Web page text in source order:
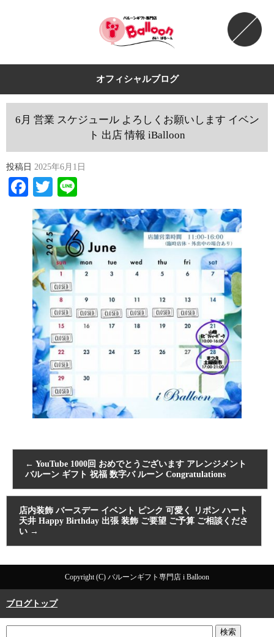
オフィシャルブログ
6月 営業 スケジュール よろしくお願いします イベン
ト 出店 情報 iBalloon
投稿日 2025年6月1日
Facebook
Twitter
← YouTube 1000回 おめでとうございます アレンジメント
バルーン ギフト 祝福 数字バ ルーン Congratulations
店内装飾 バースデー イベント ピンク 可愛く リボン ハート
天井 Happy Birthday 出張 装飾 ご要望 ご予算 ご相談くださ
い →
Copyright (C) バルーンギフト専門店 i Balloon
ブログトップ